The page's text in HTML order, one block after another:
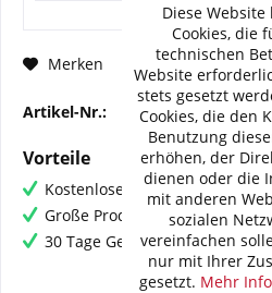
Merken Fragen zum
Artikel-Nr.: BI-K0032-
Vorteile
Kostenloser Versand ab € 60,-
Große Produktauswahl mit
30 Tage Geld-Zurück-Garantie
Diese
Cookies, die
technischen
Website
stets gesetzt
Cookies, die den
Benutzung
erhöhen, der
dienen oder die
mit anderen
sozialen
vereinfachen
nur mit Ihrer
gesetzt. Mehr